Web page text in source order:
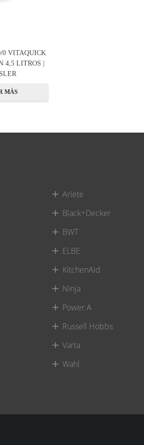
0 VITAQUICK
4,5 LITROS |
MÁS
Ariete
Black+Decker
BWT
ELBE
KitchenAid
Ninja
Power A
Russell Hobbs
Varta
Wahl